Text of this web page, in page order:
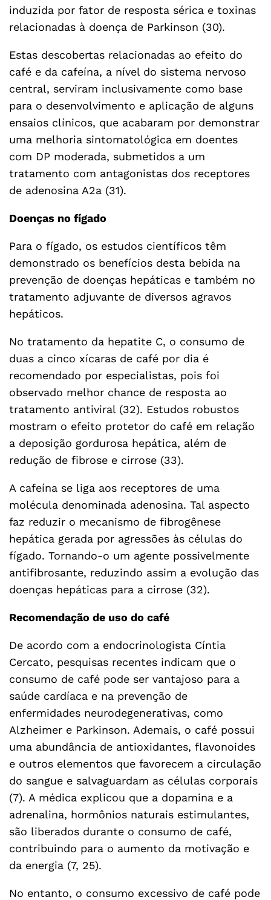
induzida por fator de resposta sérica e toxinas
relacionadas à doença de Parkinson (30).
Estas descobertas relacionadas ao efeito do
café e da cafeína, a nível do sistema nervoso
central, serviram inclusivamente como base
para o desenvolvimento e aplicação de alguns
ensaios clínicos, que acabaram por demonstrar
uma melhoria sintomatológica em doentes
com DP moderada, submetidos a um
tratamento com antagonistas dos receptores
de adenosina A2a (31).
Doenças no fígado
Para o fígado, os estudos científicos têm
demonstrado os benefícios desta bebida na
prevenção de doenças hepáticas e também no
tratamento adjuvante de diversos agravos
hepáticos.
No tratamento da hepatite C, o consumo de
duas a cinco xícaras de café por dia é
recomendado por especialistas, pois foi
observado melhor chance de resposta ao
tratamento antiviral (32). Estudos robustos
mostram o efeito protetor do café em relação
a deposição gordurosa hepática, além de
redução de fibrose e cirrose (33).
A cafeína se liga aos receptores de uma
molécula denominada adenosina. Tal aspecto
faz reduzir o mecanismo de fibrogênese
hepática gerada por agressões às células do
fígado. Tornando-o um agente possivelmente
antifibrosante, reduzindo assim a evolução das
doenças hepáticas para a cirrose (32).
Recomendação de uso do café
De acordo com a endocrinologista Cíntia
Cercato, pesquisas recentes indicam que o
consumo de café pode ser vantajoso para a
saúde cardíaca e na prevenção de
enfermidades neurodegenerativas, como
Alzheimer e Parkinson. Ademais, o café possui
uma abundância de antioxidantes, flavonoides
e outros elementos que favorecem a circulação
do sangue e salvaguardam as células corporais
(7). A médica explicou que a dopamina e a
adrenalina, hormônios naturais estimulantes,
são liberados durante o consumo de café,
contribuindo para o aumento da motivação e
da energia (7, 25).
No entanto, o consumo excessivo de café pode